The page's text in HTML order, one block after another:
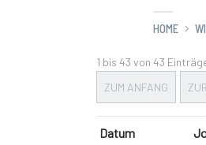
HOME
1 bis 43 von 43
ZUM ANFANG
Datum